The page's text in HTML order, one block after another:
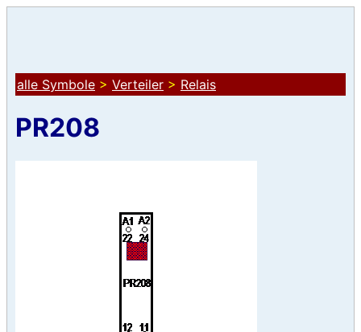
alle Symbole > Verteiler > Relais
PR208